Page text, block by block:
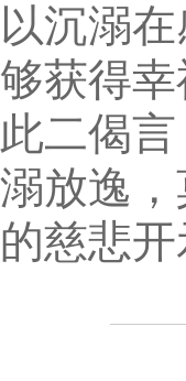
以沉溺
够获得
此二偈
溺放逸
的慈悲